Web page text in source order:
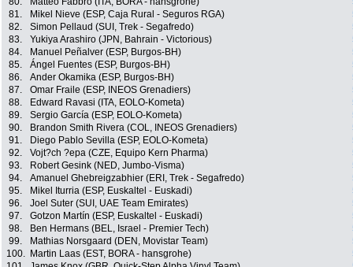
81.
Mikel Nieve (ESP, Caja Rural - Seguros RGA)
82.
Simon Pellaud (SUI, Trek - Segafredo)
83.
Yukiya Arashiro (JPN, Bahrain - Victorious)
84.
Manuel Peñalver (ESP, Burgos-BH)
85.
Ángel Fuentes (ESP, Burgos-BH)
86.
Ander Okamika (ESP, Burgos-BH)
87.
Omar Fraile (ESP, INEOS Grenadiers)
88.
Edward Ravasi (ITA, EOLO-Kometa)
89.
Sergio García (ESP, EOLO-Kometa)
90.
Brandon Smith Rivera (COL, INEOS Grenadiers)
91.
Diego Pablo Sevilla (ESP, EOLO-Kometa)
92.
Vojt?ch ?epa (CZE, Equipo Kern Pharma)
93.
Robert Gesink (NED, Jumbo-Visma)
94.
Amanuel Ghebreigzabhier (ERI, Trek - Segafredo)
95.
Mikel Iturria (ESP, Euskaltel - Euskadi)
96.
Joel Suter (SUI, UAE Team Emirates)
97.
Gotzon Martín (ESP, Euskaltel - Euskadi)
98.
Ben Hermans (BEL, Israel - Premier Tech)
99.
Mathias Norsgaard (DEN, Movistar Team)
100.
Martin Laas (EST, BORA - hansgrohe)